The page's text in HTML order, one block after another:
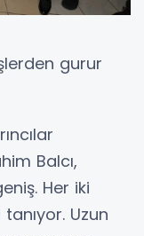
gurur
Balcı,
Her iki
tanıyor. Uzun